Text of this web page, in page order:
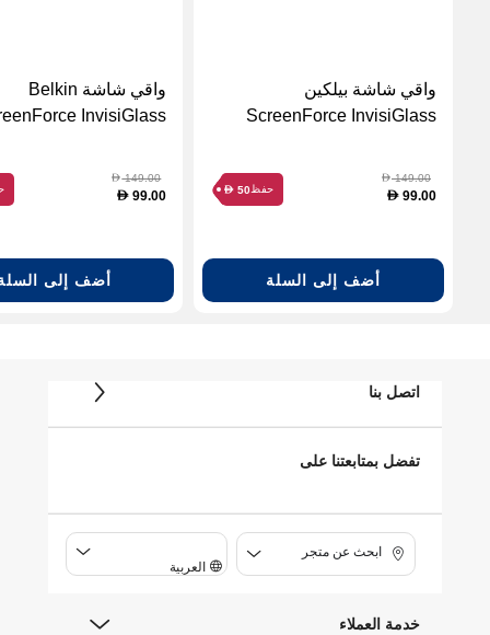
واقي شاشة بيلكين
ScreenForce InvisiGlass
D149.00
D 99.00 حفظ D 50
أضف إلى السلة
واقي شاشة Belkin
InvisiGlass
D149.00
D 99.00
أضف إلى
اتصل بنا
تفضل بمتابعتنا على
ابحث عن متجر
العربية
خدمة العملاء